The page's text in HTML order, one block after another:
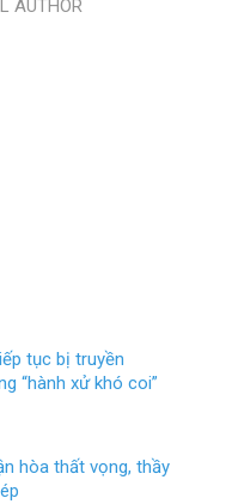
AUTHOR
tục bị truyền
“hành xử khó coi”
hòa thất vọng, thầy